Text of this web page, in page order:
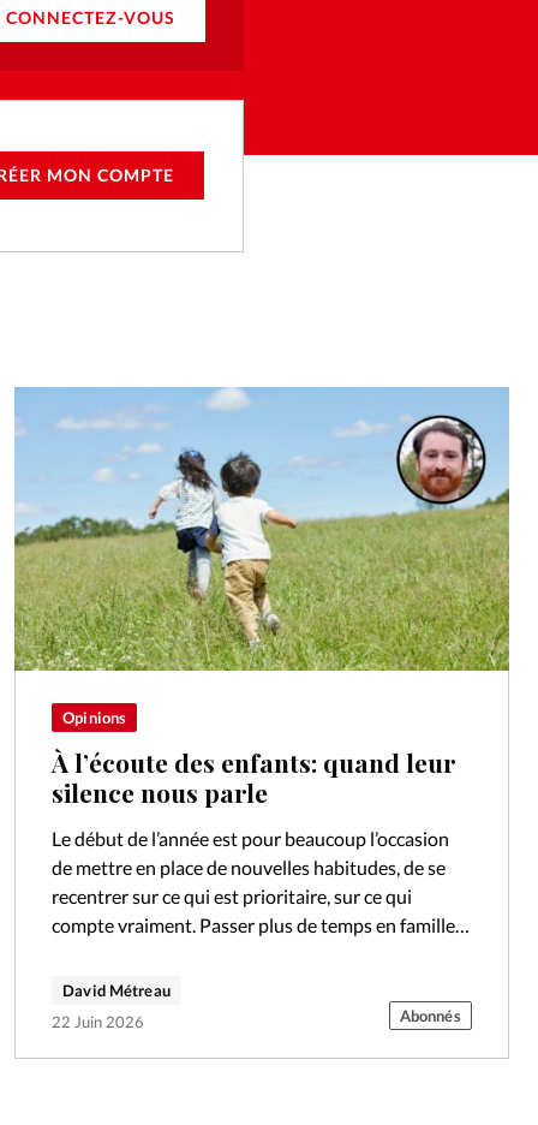
CONNECTEZ-VOUS
MON COMPTE
Opinions
À l’écoute des enfants: quand leur
silence nous parle
Le début de l’année est pour beaucoup l’occasion
de mettre en place de nouvelles habitudes, de se
recentrer sur ce qui est prioritaire, sur ce qui
compte vraiment. Passer plus de temps en famille,
David Métreau
22 Juin 2026
Abonnés